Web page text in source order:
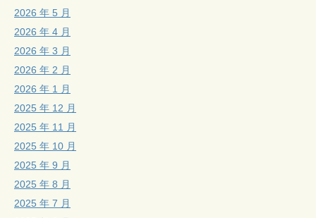
2026 年 5 月
2026 年 4 月
2026 年 3 月
2026 年 2 月
2026 年 1 月
2025 年 12 月
2025 年 11 月
2025 年 10 月
2025 年 9 月
2025 年 8 月
2025 年 7 月